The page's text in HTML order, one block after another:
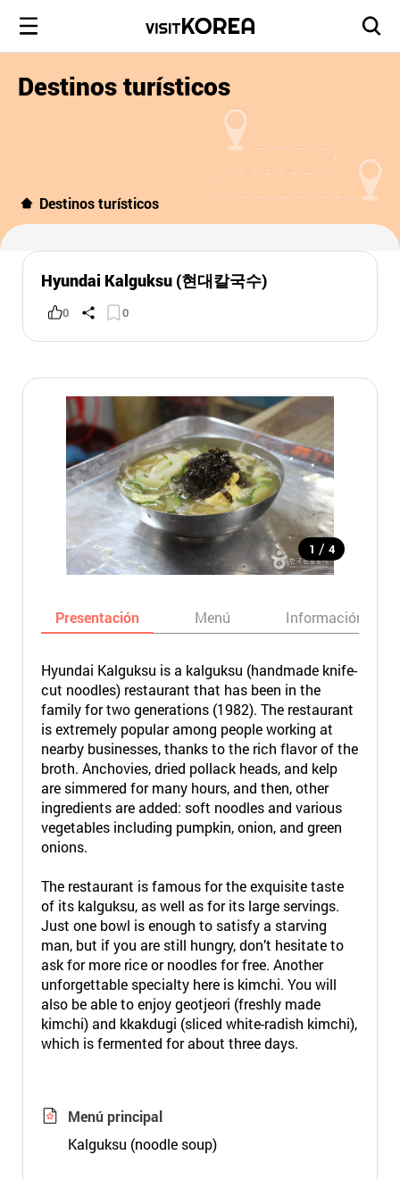
Destinos turísticos
Destinos turísticos
Hyundai Kalguksu (현대칼국수)
0 0
1 / 4
Presentación Menú Información
Hyundai Kalguksu is a kalguksu (handmade knife-
cut noodles) restaurant that has been in the
family for two generations (1982). The restaurant
is extremely popular among people working at
nearby businesses, thanks to the rich flavor of the
broth. Anchovies, dried pollack heads, and kelp
are simmered for many hours, and then, other
ingredients are added: soft noodles and various
vegetables including pumpkin, onion, and green
onions.
The restaurant is famous for the exquisite taste
of its kalguksu, as well as for its large servings.
Just one bowl is enough to satisfy a starving
man, but if you are still hungry, don’t hesitate to
ask for more rice or noodles for free. Another
unforgettable specialty here is kimchi. You will
also be able to enjoy geotjeori (freshly made
kimchi) and kkakdugi (sliced white-radish kimchi),
which is fermented for about three days.
Menú principal
Kalguksu (noodle soup)